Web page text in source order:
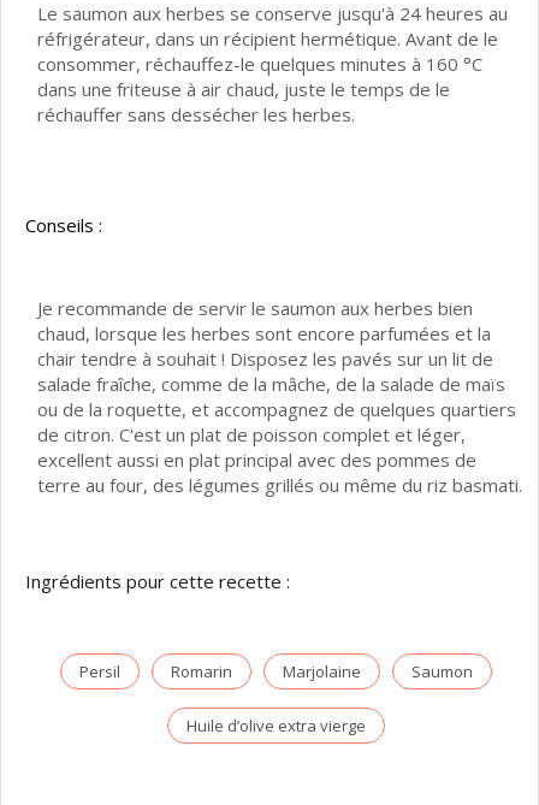
Le saumon aux herbes se conserve jusqu'à 24 heures au
réfrigérateur, dans un récipient hermétique. Avant de le
consommer, réchauffez-le quelques minutes à 160 °C
dans une friteuse à air chaud, juste le temps de le
réchauffer sans dessécher les herbes.
Conseils :
Je recommande de servir le saumon aux herbes bien
chaud, lorsque les herbes sont encore parfumées et la
chair tendre à souhait ! Disposez les pavés sur un lit de
salade fraîche, comme de la mâche, de la salade de maïs
ou de la roquette, et accompagnez de quelques quartiers
de citron. C'est un plat de poisson complet et léger,
excellent aussi en plat principal avec des pommes de
terre au four, des légumes grillés ou même du riz basmati.
Ingrédients pour cette recette :
Persil Romarin Marjolaine Saumon
Huile d’olive extra vierge